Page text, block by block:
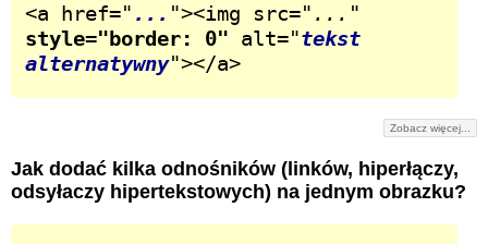
<a href=" ... "><img src=" ...
style="border: 0" alt="tekst
alternatywny"></a>
Zobacz więcej...
Jak dodać kilka odnośników (linków, hiperłączy,
odsyłaczy hipertekstowych) na jednym obrazku?